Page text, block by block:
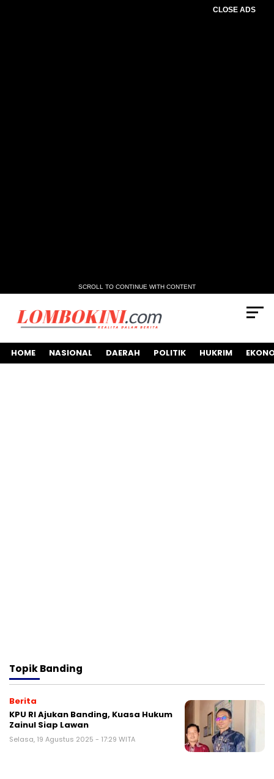
CLOSE ADS
SCROLL TO CONTINUE WITH CONTENT
HOME NASIONAL DAERAH POLITIK HUKRIM
TopikBanding
Berita
KPU RI Ajukan Banding, Kuasa Hukum
Zainul Siap Lawan
Selasa, 19 Agustus 2025 - 17:29 WITA